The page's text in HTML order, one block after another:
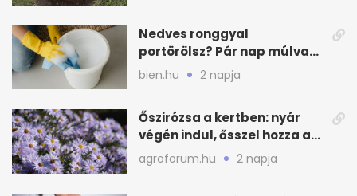
Nedves ronggyal
portörölsz? Pár nap múlva
ezért porosodik vissza a
bien.hu 2 napja
Őszirózsa a kertben: nyár
végén indul, ősszel hozza a
színét
agroforum.hu 2 napja